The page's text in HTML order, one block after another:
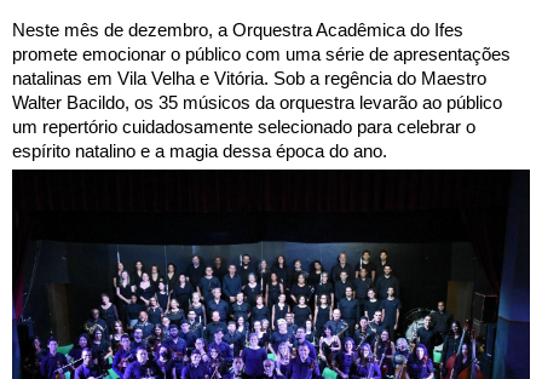
Neste mês de dezembro, a Orquestra Acadêmica do Ifes
promete emocionar o público com uma série de apresentações
natalinas em Vila Velha e Vitória. Sob a regência do Maestro
Walter Bacildo, os 35 músicos da orquestra levarão ao público
um repertório cuidadosamente selecionado para celebrar o
espírito natalino e a magia dessa época do ano.